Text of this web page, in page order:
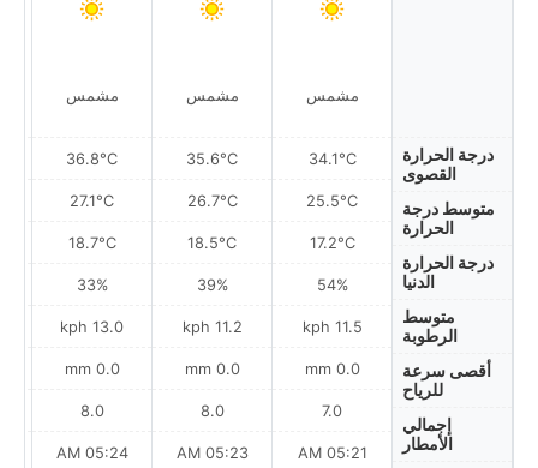
درجة الحرارة
القصوى
متوسط درجة
الحرارة
درجة الحرارة
الدنيا
متوسط
الرطوبة
أقصى سرعة
للرياح
إجمالي
الأمطار
مشمس
34.1°C
25.5°C
17.2°C
54%
11.5 kph
0.0 mm
7.0
05:21 AM
مشمس
35.6°C
26.7°C
18.5°C
39%
11.2 kph
0.0 mm
8.0
05:23 AM
مشمس
36.8°C
27.1°C
18.7°C
33%
13.0 kph
0.0 mm
8.0
05:24 AM